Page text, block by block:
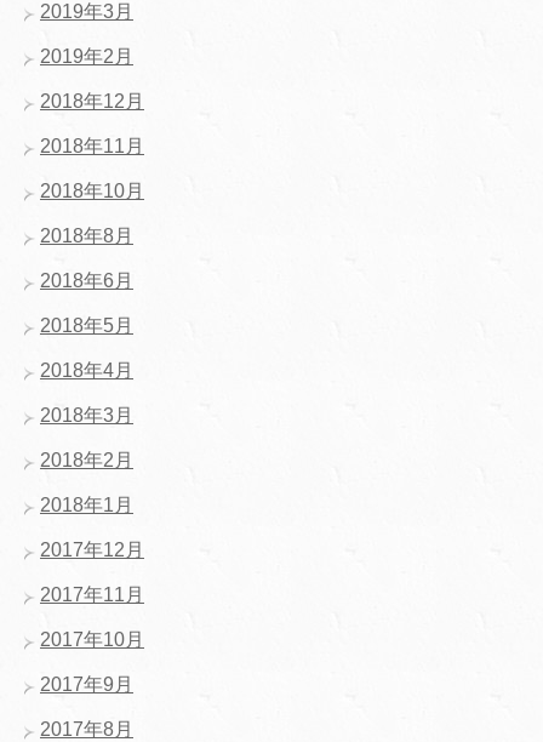
2019年3月
2019年2月
2018年12月
2018年11月
2018年10月
2018年8月
2018年6月
2018年5月
2018年4月
2018年3月
2018年2月
2018年1月
2017年12月
2017年11月
2017年10月
2017年9月
2017年8月